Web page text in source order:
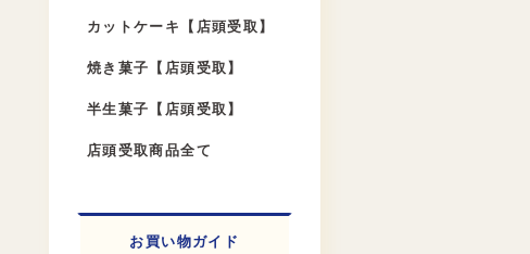
カットケーキ【店頭受取】
焼き菓子【店頭受取】
半生菓子【店頭受取】
店頭受取商品全て
お買い物ガイド